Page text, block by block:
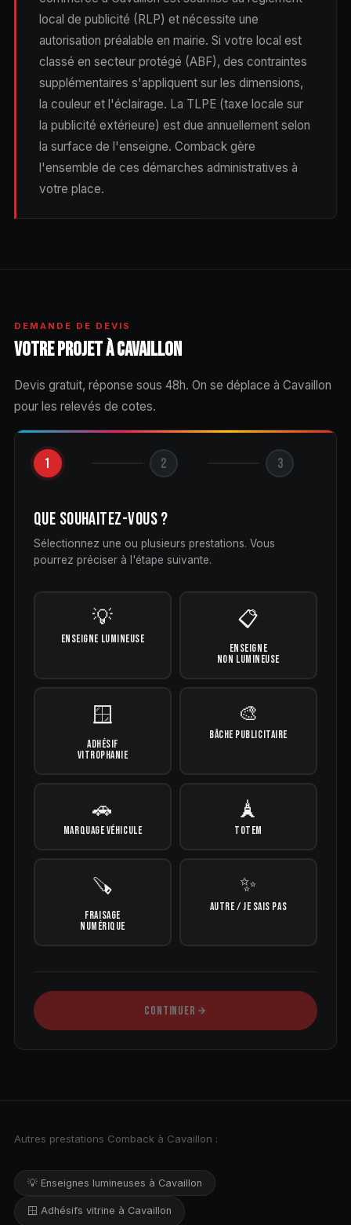
local de publicité (RLP) et nécessite une
autorisation préalable en mairie. Si votre local est
classé en secteur protégé (ABF), des contraintes
supplémentaires s'appliquent sur les dimensions,
la couleur et l'éclairage. La TLPE (taxe locale sur
la publicité extérieure) est due annuellement selon
la surface de l'enseigne. Comback gère
l'ensemble de ces démarches administratives à
votre place.
DEMANDE DE DEVIS
VOTRE PROJET À CAVAILLON
Devis gratuit, réponse sous 48h. On se déplace à Cavaillon
pour les relevés de cotes.
1 2 3
QUE SOUHAITEZ-VOUS ?
Sélectionnez une ou plusieurs prestations. Vous
pourrez préciser à l'étape suivante.
💡
ENSEIGNE LUMINEUSE
📋
ENSEIGNE
NON LUMINEUSE
🪟
ADHÉSIF
VITROPHANIE
🎨
BÂCHE PUBLICITAIRE
🚗
MARQUAGE VÉHICULE
🗼
TOTEM
🪚
FRAISAGE
NUMÉRIQUE
✨
AUTRE / JE SAIS PAS
CONTINUER
Autres prestations Comback à Cavaillon :
💡 Enseignes lumineuses à Cavaillon
🪟 Adhésifs vitrine à Cavaillon